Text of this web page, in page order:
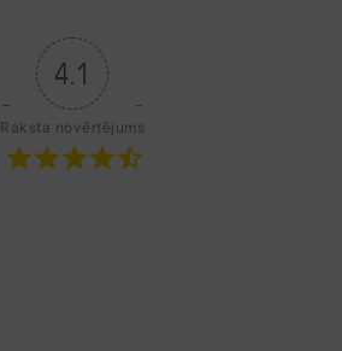
4.1
Raksta novērtējums